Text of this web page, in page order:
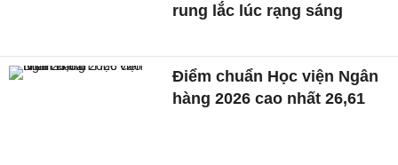
rung lắc lúc rạng sáng
Điểm chuẩn Học viện Ngân
hàng 2026 cao nhất 26,61